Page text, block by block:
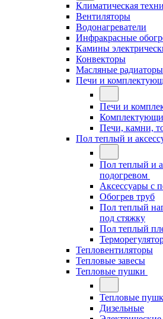
Климатическая
Вентиляторы
Водонагреватели
Инфракрасные
Камины
Конвекторы
Масляные радиаторы
Печи и
Печи и
Печи, камни,
Пол теплый и
Пол теплый и
подогревом
Аксессуары с
Обогрев труб
Пол теплый
под стяжку
Пол теплый
Тепловентиляторы
Тепловые завесы
Тепловые пушки
Тепловые
Дизельные